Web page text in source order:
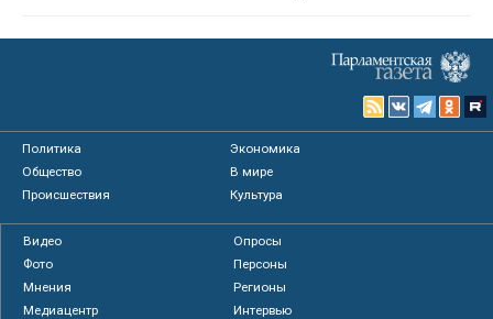
Политика
Экономика
Общество
В мире
Происшествия
Культура
Видео
Опросы
Фото
Персоны
Мнения
Регионы
Медиацентр
Интервью